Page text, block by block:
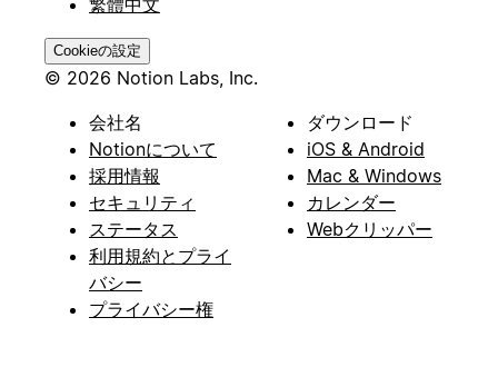
繁體中文
Cookieの設定
© 2026 Notion Labs, Inc.
会社名
Notionについて
採用情報
セキュリティ
ステータス
利用規約とプライ
バシー
プライバシー権
ダウンロード
iOS & Android
Mac & Windows
カレンダー
Webクリッパー